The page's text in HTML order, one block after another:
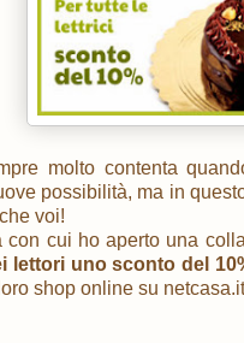
molto contenta
possibilità, ma in
voi!
con cui ho aperto una
lettori uno sconto del
shop online su